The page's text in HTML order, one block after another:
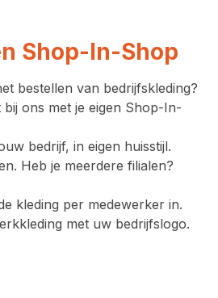
Shop-In-Shop
bestellen van bedrijfskleding?
ons met je eigen Shop-In-
bedrijf, in eigen huisstijl.
Heb je meerdere filialen?
kleding per medewerker in.
met uw bedrijfslogo.